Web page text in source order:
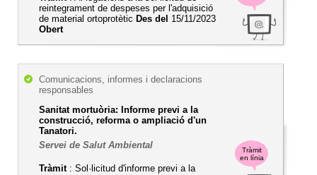
reintegrament de despeses per l'adquisició
de material ortoprotètic Des del 15/11/2023
Obert
Tràmit
en línia
Comunicacions, informes i declaracions
responsables
Sanitat mortuòria: Informe previ a la
construcció, reforma o ampliació d'un
Tanatori.
Servei de Salut Ambiental
Tràmit: Sol·licitud d'informe previ a la